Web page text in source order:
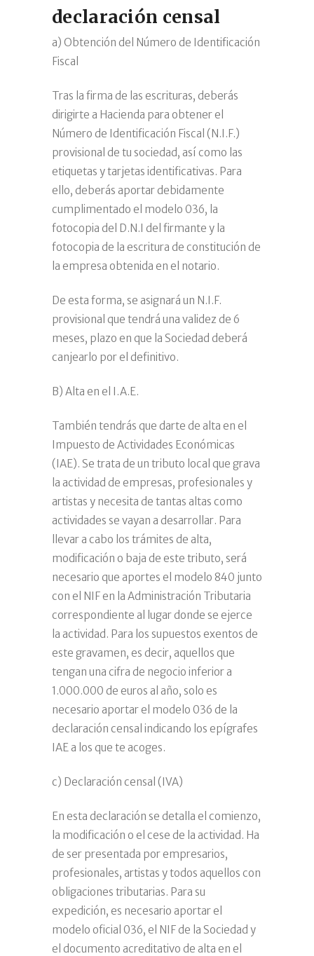
declaración censal
a) Obtención del Número de Identificación
Fiscal
Tras la firma de las escrituras, deberás
dirigirte a Hacienda para obtener el
Número de Identificación Fiscal (N.I.F.)
provisional de tu sociedad, así como las
etiquetas y tarjetas identificativas. Para
ello, deberás aportar debidamente
cumplimentado el modelo 036, la
fotocopia del D.N.I del firmante y la
fotocopia de la escritura de constitución de
la empresa obtenida en el notario.
De esta forma, se asignará un N.I.F.
provisional que tendrá una validez de 6
meses, plazo en que la Sociedad deberá
canjearlo por el definitivo.
B) Alta en el I.A.E.
También tendrás que darte de alta en el
Impuesto de Actividades Económicas
(IAE). Se trata de un tributo local que grava
la actividad de empresas, profesionales y
artistas y necesita de tantas altas como
actividades se vayan a desarrollar. Para
llevar a cabo los trámites de alta,
modificación o baja de este tributo, será
necesario que aportes el modelo 840 junto
con el NIF en la Administración Tributaria
correspondiente al lugar donde se ejerce
la actividad. Para los supuestos exentos de
este gravamen, es decir, aquellos que
tengan una cifra de negocio inferior a
1.000.000 de euros al año, solo es
necesario aportar el modelo 036 de la
declaración censal indicando los epígrafes
IAE a los que te acoges.
c) Declaración censal (IVA)
En esta declaración se detalla el comienzo,
la modificación o el cese de la actividad. Ha
de ser presentada por empresarios,
profesionales, artistas y todos aquellos con
obligaciones tributarias. Para su
expedición, es necesario aportar el
modelo oficial 036, el NIF de la Sociedad y
el documento acreditativo de alta en el